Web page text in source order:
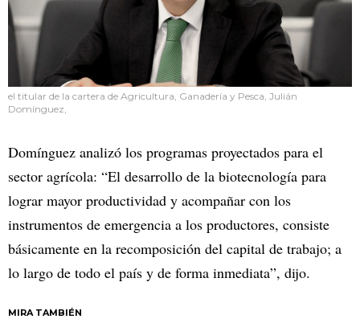
el titular de la cartera de Agricultura, Ganadería y Pesca, Julián
Domínguez,
Domínguez analizó los programas proyectados para el
sector agrícola: “El desarrollo de la biotecnología para
lograr mayor productividad y acompañar con los
instrumentos de emergencia a los productores, consiste
básicamente en la recomposición del capital de trabajo; a
lo largo de todo el país y de forma inmediata”, dijo.
MIRA TAMBIÉN